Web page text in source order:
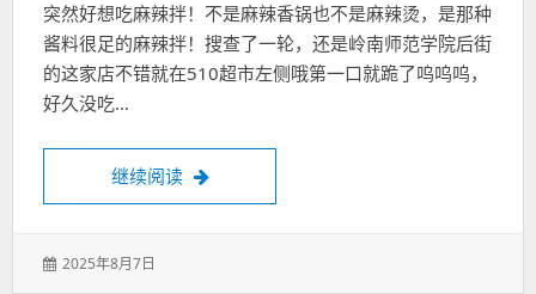
突然好想吃麻辣拌！不是麻辣香锅也不是麻辣烫，是那种
酱料很足的麻辣拌！搜查了一轮，还是岭南师范学院后街
的这家店不错就在510超市左侧哦第一口就跪了呜呜呜，
好久没吃…
继续阅读 我终于找到湛江好吃的麻辣拌啦！
发
2025年8月7日